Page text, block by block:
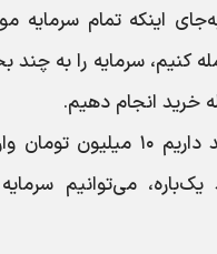
اینکه تمام سرمایه
کنیم، سرمایه را به
خرید انجام دهیم.
برای مثال، اگر قصد داریم ۱۰
می‌توانیم